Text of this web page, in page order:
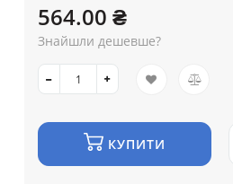
564.00 ₴
Знайшли дешевше?
КУПИТИ